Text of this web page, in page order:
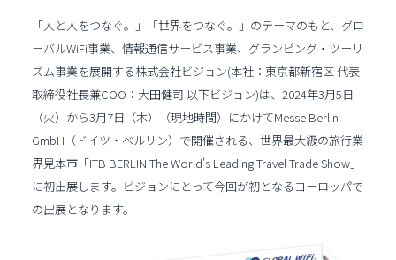
「人と人をつなぐ。」「世界をつなぐ。」のテーマのもと、グロ
ーバルWiFi事業、情報通信サービス事業、グランピング・ツーリ
ズム事業を展開する株式会社ビジョン(本社：東京都新宿区 代表
取締役社長兼COO：大田健司 以下ビジョン)は、2024年3月5日
（火）から3月7日（木）（現地時間）にかけてMesse Berlin
GmbH（ドイツ・ベルリン）で開催される、世界最大級の旅行業
界見本市「ITB BERLIN The World's Leading Travel Trade Show」
に初出展します。ビジョンにとって今回が初となるヨーロッパで
の出展となります。